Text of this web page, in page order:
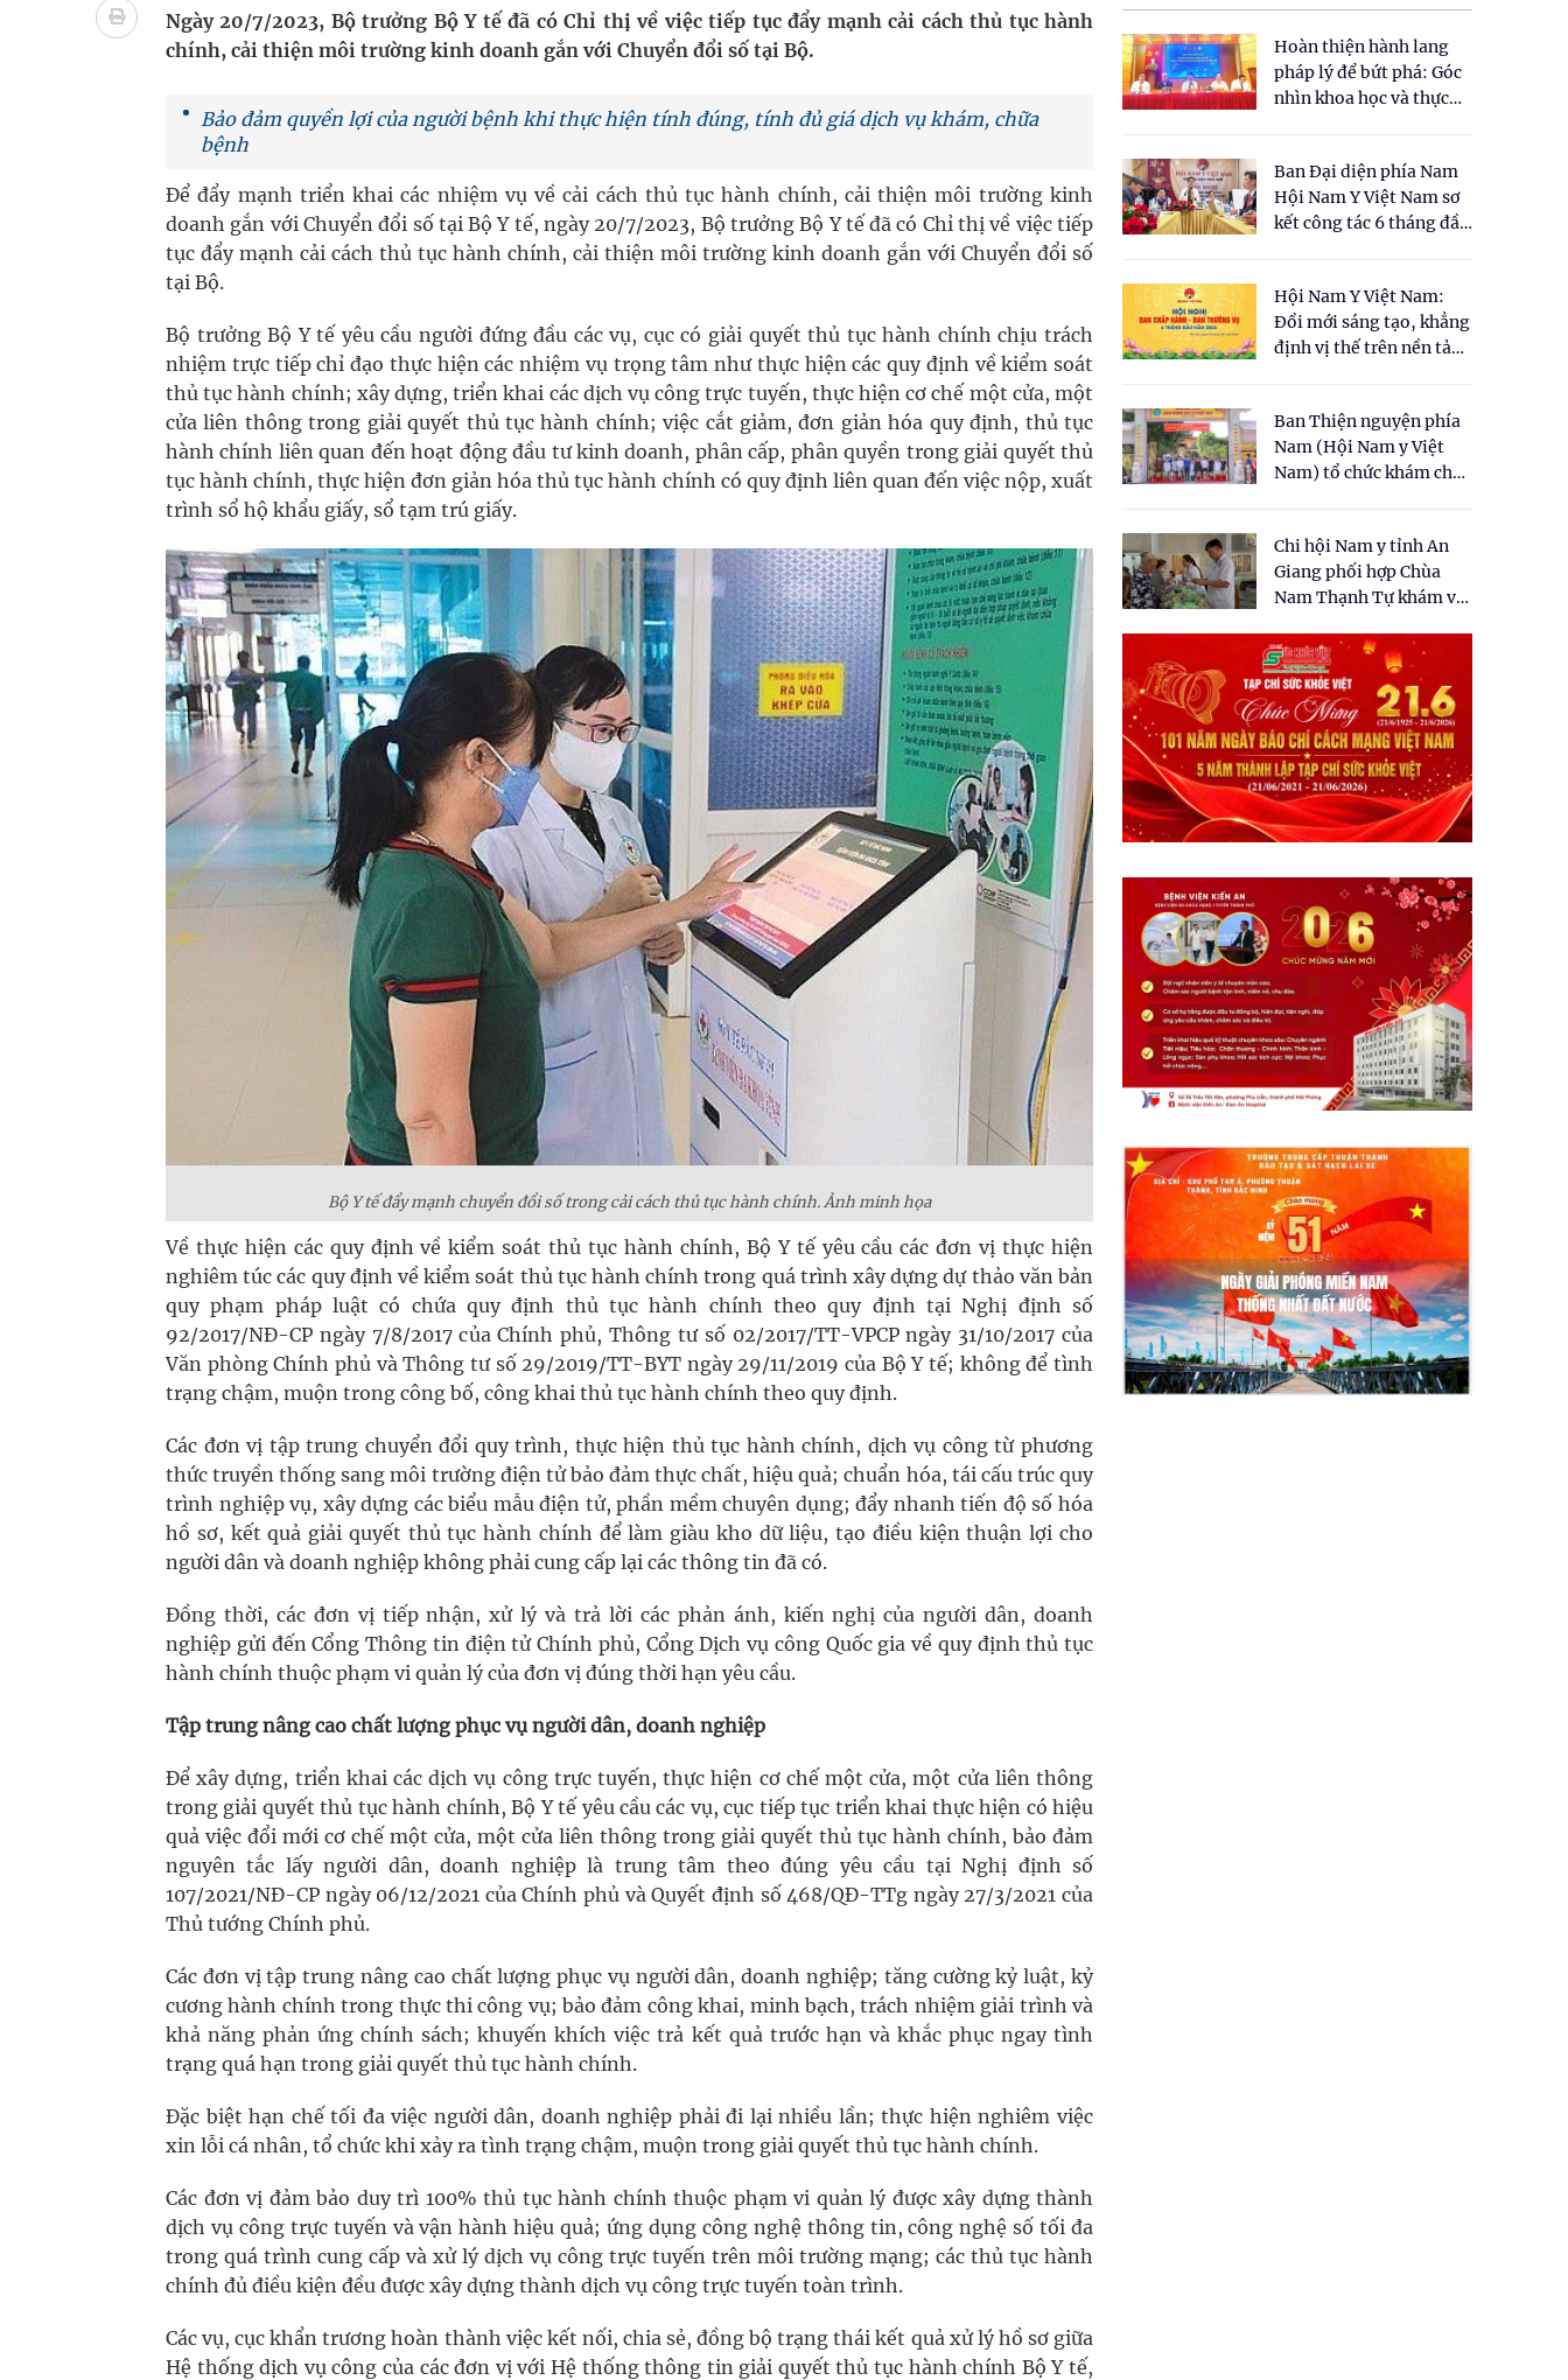
Ung thư thận: Nguy hiểm vì tiến triển quá âm thầm
Nhiều chuỗi hoạt động lớn được diễn ra tại Lễ hội sầu riêng 2026
Tiếp tục rà soát, triển khai các nhiệm vụ trong lĩnh vực cấp cứu, điều trị đột quỵ
Tác Dụng Chống Kết Tập Tiểu Cầu Và Chống Đông Máu Của Các Loài Nhân Sâm (Panax Spp.): Tổng
Quan Bằng Chứng Dược Lý Và Cơ Chế Phân Tử
Xây dựng bản đồ mạng lưới cấp cứu ngoại viện toàn quốc
Ngày 20/7/2023, Bộ trưởng Bộ Y tế đã có Chỉ thị về việc tiếp tục đẩy mạnh cải cách thủ tục hành
chính, cải thiện môi trường kinh doanh gắn với Chuyển đổi số tại Bộ.
Bảo đảm quyền lợi của người bệnh khi thực hiện tính đúng, tính đủ giá dịch vụ khám, chữa
bệnh
Để đẩy mạnh triển khai các nhiệm vụ về cải cách thủ tục hành chính, cải thiện môi trường kinh
doanh gắn với Chuyển đổi số tại Bộ Y tế, ngày 20/7/2023, Bộ trưởng Bộ Y tế đã có Chỉ thị về việc tiếp
tục đẩy mạnh cải cách thủ tục hành chính, cải thiện môi trường kinh doanh gắn với Chuyển đổi số
tại Bộ.
Bộ trưởng Bộ Y tế yêu cầu người đứng đầu các vụ, cục có giải quyết thủ tục hành chính chịu trách
nhiệm trực tiếp chỉ đạo thực hiện các nhiệm vụ trọng tâm như thực hiện các quy định về kiểm soát
thủ tục hành chính; xây dựng, triển khai các dịch vụ công trực tuyến, thực hiện cơ chế một cửa, một
cửa liên thông trong giải quyết thủ tục hành chính; việc cắt giảm, đơn giản hóa quy định, thủ tục
hành chính liên quan đến hoạt động đầu tư kinh doanh, phân cấp, phân quyền trong giải quyết thủ
tục hành chính, thực hiện đơn giản hóa thủ tục hành chính có quy định liên quan đến việc nộp, xuất
trình sổ hộ khẩu giấy, sổ tạm trú giấy.
Bộ Y tế đẩy mạnh chuyển đổi số trong cải cách thủ tục hành chính. Ảnh minh họa
Về thực hiện các quy định về kiểm soát thủ tục hành chính, Bộ Y tế yêu cầu các đơn vị thực hiện
nghiêm túc các quy định về kiểm soát thủ tục hành chính trong quá trình xây dựng dự thảo văn bản
quy phạm pháp luật có chứa quy định thủ tục hành chính theo quy định tại Nghị định số
92/2017/NĐ-CP ngày 7/8/2017 của Chính phủ, Thông tư số 02/2017/TT-VPCP ngày 31/10/2017 của
Văn phòng Chính phủ và Thông tư số 29/2019/TT-BYT ngày 29/11/2019 của Bộ Y tế; không để tình
trạng chậm, muộn trong công bố, công khai thủ tục hành chính theo quy định.
Các đơn vị tập trung chuyển đổi quy trình, thực hiện thủ tục hành chính, dịch vụ công từ phương
thức truyền thống sang môi trường điện tử bảo đảm thực chất, hiệu quả; chuẩn hóa, tái cấu trúc quy
trình nghiệp vụ, xây dựng các biểu mẫu điện tử, phần mềm chuyên dụng; đẩy nhanh tiến độ số hóa
hồ sơ, kết quả giải quyết thủ tục hành chính để làm giàu kho dữ liệu, tạo điều kiện thuận lợi cho
người dân và doanh nghiệp không phải cung cấp lại các thông tin đã có.
Đồng thời, các đơn vị tiếp nhận, xử lý và trả lời các phản ánh, kiến nghị của người dân, doanh
nghiệp gửi đến Cổng Thông tin điện tử Chính phủ, Cổng Dịch vụ công Quốc gia về quy định thủ tục
hành chính thuộc phạm vi quản lý của đơn vị đúng thời hạn yêu cầu.
Tập trung nâng cao chất lượng phục vụ người dân, doanh nghiệp
Để xây dựng, triển khai các dịch vụ công trực tuyến, thực hiện cơ chế một cửa, một cửa liên thông
trong giải quyết thủ tục hành chính, Bộ Y tế yêu cầu các vụ, cục tiếp tục triển khai thực hiện có hiệu
quả việc đổi mới cơ chế một cửa, một cửa liên thông trong giải quyết thủ tục hành chính, bảo đảm
nguyên tắc lấy người dân, doanh nghiệp là trung tâm theo đúng yêu cầu tại Nghị định số
107/2021/NĐ-CP ngày 06/12/2021 của Chính phủ và Quyết định số 468/QĐ-TTg ngày 27/3/2021 của
Thủ tướng Chính phủ.
Các đơn vị tập trung nâng cao chất lượng phục vụ người dân, doanh nghiệp; tăng cường kỷ luật, kỷ
cương hành chính trong thực thi công vụ; bảo đảm công khai, minh bạch, trách nhiệm giải trình và
khả năng phản ứng chính sách; khuyến khích việc trả kết quả trước hạn và khắc phục ngay tình
trạng quá hạn trong giải quyết thủ tục hành chính.
Đặc biệt hạn chế tối đa việc người dân, doanh nghiệp phải đi lại nhiều lần; thực hiện nghiêm việc
xin lỗi cá nhân, tổ chức khi xảy ra tình trạng chậm, muộn trong giải quyết thủ tục hành chính.
Các đơn vị đảm bảo duy trì 100% thủ tục hành chính thuộc phạm vi quản lý được xây dựng thành
dịch vụ công trực tuyến và vận hành hiệu quả; ứng dụng công nghệ thông tin, công nghệ số tối đa
trong quá trình cung cấp và xử lý dịch vụ công trực tuyến trên môi trường mạng; các thủ tục hành
chính đủ điều kiện đều được xây dựng thành dịch vụ công trực tuyến toàn trình.
Các vụ, cục khẩn trương hoàn thành việc kết nối, chia sẻ, đồng bộ trạng thái kết quả xử lý hồ sơ giữa
Hệ thống dịch vụ công của các đơn vị với Hệ thống thông tin giải quyết thủ tục hành chính Bộ Y tế,
Hoàn thiện hành lang
pháp lý để bứt phá: Góc
nhìn khoa học và thực
cho Luật Y dược cổ
truyền Việt Nam"
Ban Đại diện phía Nam
Hội Nam Y Việt Nam sơ
kết công tác 6 tháng đầu
Hội Nam Y Việt Nam:
Đổi mới sáng tạo, khẳng
định vị thế trên nền tảng
Ban Thiện nguyện phía
Nam (Hội Nam y Việt
Nam) tổ chức khám chữa
dân tại xã Tân Tập
Chi hội Nam y tỉnh An
Giang phối hợp Chùa
Nam Thạnh Tự khám và
nhân dân